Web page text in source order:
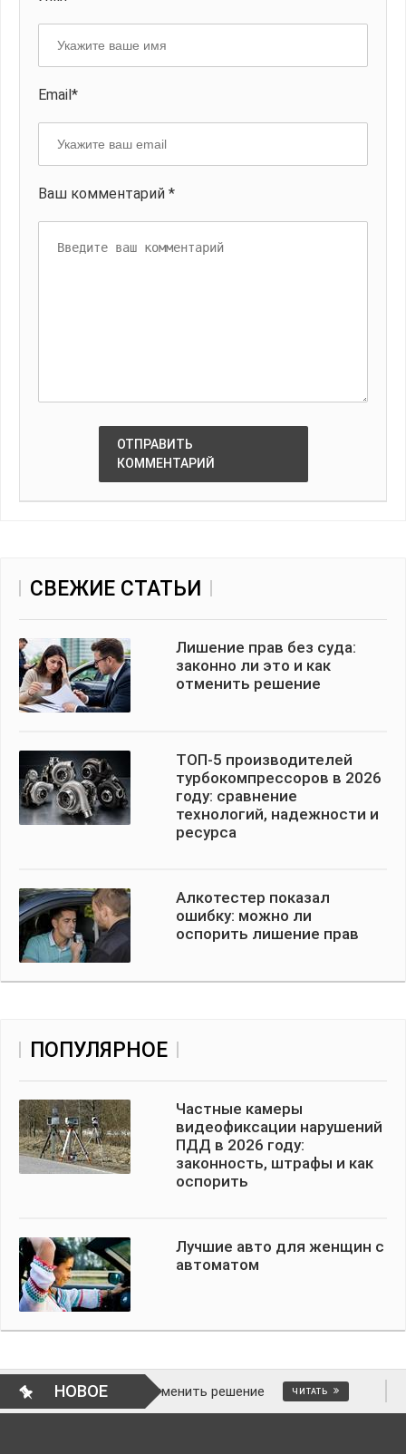
Email*
Ваш комментарий *
ОТПРАВИТЬ
КОММЕНТАРИЙ
СВЕЖИЕ СТАТЬИ
Лишение прав без суда:
законно ли это и как
отменить решение
ТОП-5 производителей
турбокомпрессоров в 2026
году: сравнение
технологий, надежности и
ресурса
Алкотестер показал
ошибку: можно ли
оспорить лишение прав
ПОПУЛЯРНОЕ
Частные камеры
видеофиксации нарушений
ПДД в 2026 году:
законность, штрафы и как
оспорить
Лучшие авто для женщин с
автоматом
НОВОЕ
и как отменить решение ЧИТАТЬ